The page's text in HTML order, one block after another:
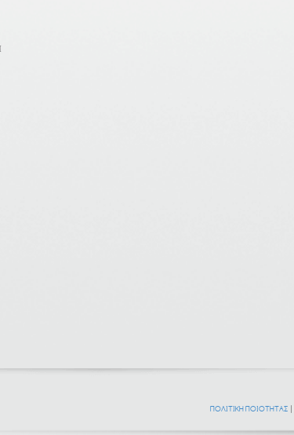
ΠΟΛΙΤΙΚΗ ΠΟΙΟΤΗΤΑΣ|